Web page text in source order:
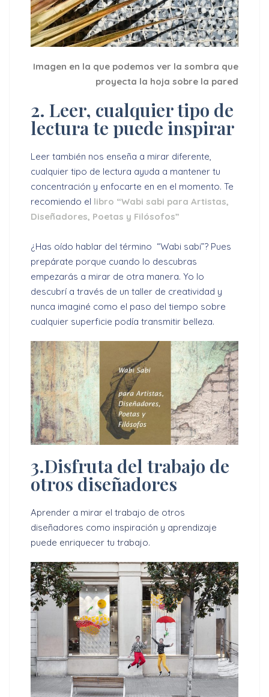
Imagen en la que podemos ver la sombra que
proyecta la hoja sobre la pared
2. Leer, cualquier tipo de
lectura te puede inspirar
Leer también nos enseña a mirar diferente,
cualquier tipo de lectura ayuda a mantener tu
concentración y enfocarte en en el momento. Te
recomiendo el libro “Wabi sabi para Artistas,
Diseñadores, Poetas y Filósofos”
¿Has oído hablar del término “Wabi sabi”? Pues
prepárate porque cuando lo descubras
empezarás a mirar de otra manera. Yo lo
descubrí a través de un taller de creatividad y
nunca imaginé como el paso del tiempo sobre
cualquier superficie podía transmitir belleza.
3.Disfruta del trabajo de
otros diseñadores
Aprender a mirar el trabajo de otros
diseñadores como inspiración y aprendizaje
puede enriquecer tu trabajo.